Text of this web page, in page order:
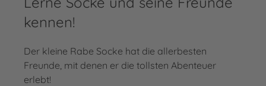
kennen!
Der kleine Rabe Socke hat die allerbesten
Freunde, mit denen er die tollsten Abenteuer
erlebt!